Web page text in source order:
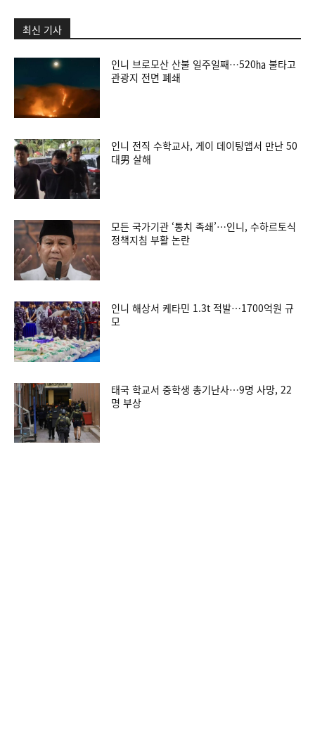
최신 기사
인니 브로모산 산불 일주일째…520㏊ 불타고
관광지 전면 폐쇄
인니 전직 수학교사, 게이 데이팅앱서 만난 50
대男 살해
모든 국가기관 ‘통치 족쇄’…인니, 수하르토식
정책지침 부활 논란
인니 해상서 케타민 1.3t 적발…1700억원 규
모
태국 학교서 중학생 총기난사…9명 사망, 22
명 부상